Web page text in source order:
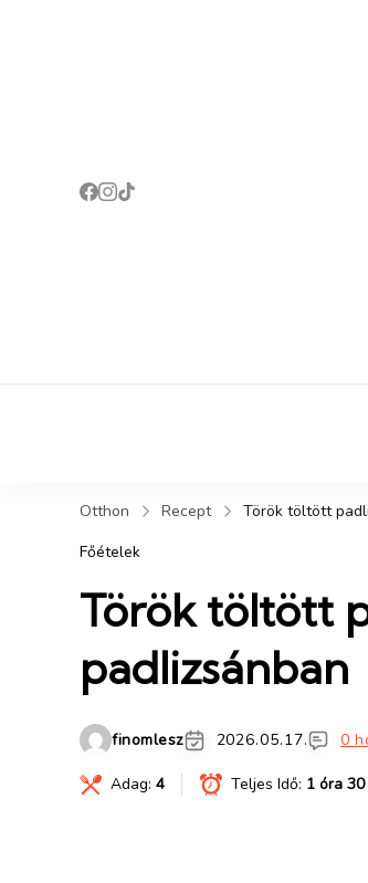
Otthon Recept
Török töltött
Főételek
Török töltött
padlizsánban
finomlesz 2026.05.17. 0
Adag: 4 Teljes Idő: 1 óra